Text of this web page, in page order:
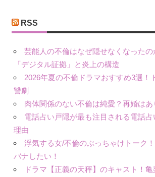
ー RSS
芸能人の不倫はなぜ隠せなくなった
「デジタル証拠」と炎上の構造
2026年夏の不倫ドラマおすすめ3選！
讐劇
肉体関係のない不倫は純愛？再婚はあ
電話占い戸隠が最も注目される電話
理由
浮気する女/不倫のぶっちゃけトーク
バナしたい！
ドラマ【正義の天秤】のキャスト！